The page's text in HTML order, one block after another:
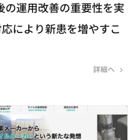
の運用改善の重要性を実
により新患を増やすこ
詳細へ